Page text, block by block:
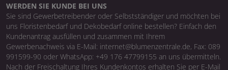
WERDEN SIE KUNDE BEI UNS
Sie sind Gewerbetreibender oder Selbstständiger und möchten bei
uns Floristenbedarf und Dekobedarf online bestellen? Einfach den
Kundenantrag ausfüllen und zusammen mit Ihrem
Gewerbenachweis via E-Mail: internet@blumenzentrale.de, Fax: 089
991599-90 oder WhatsApp: +49 176 47799155 an uns übermitteln.
Nach der Freischaltung Ihres Kundenkontos erhalten Sie per E-Mail